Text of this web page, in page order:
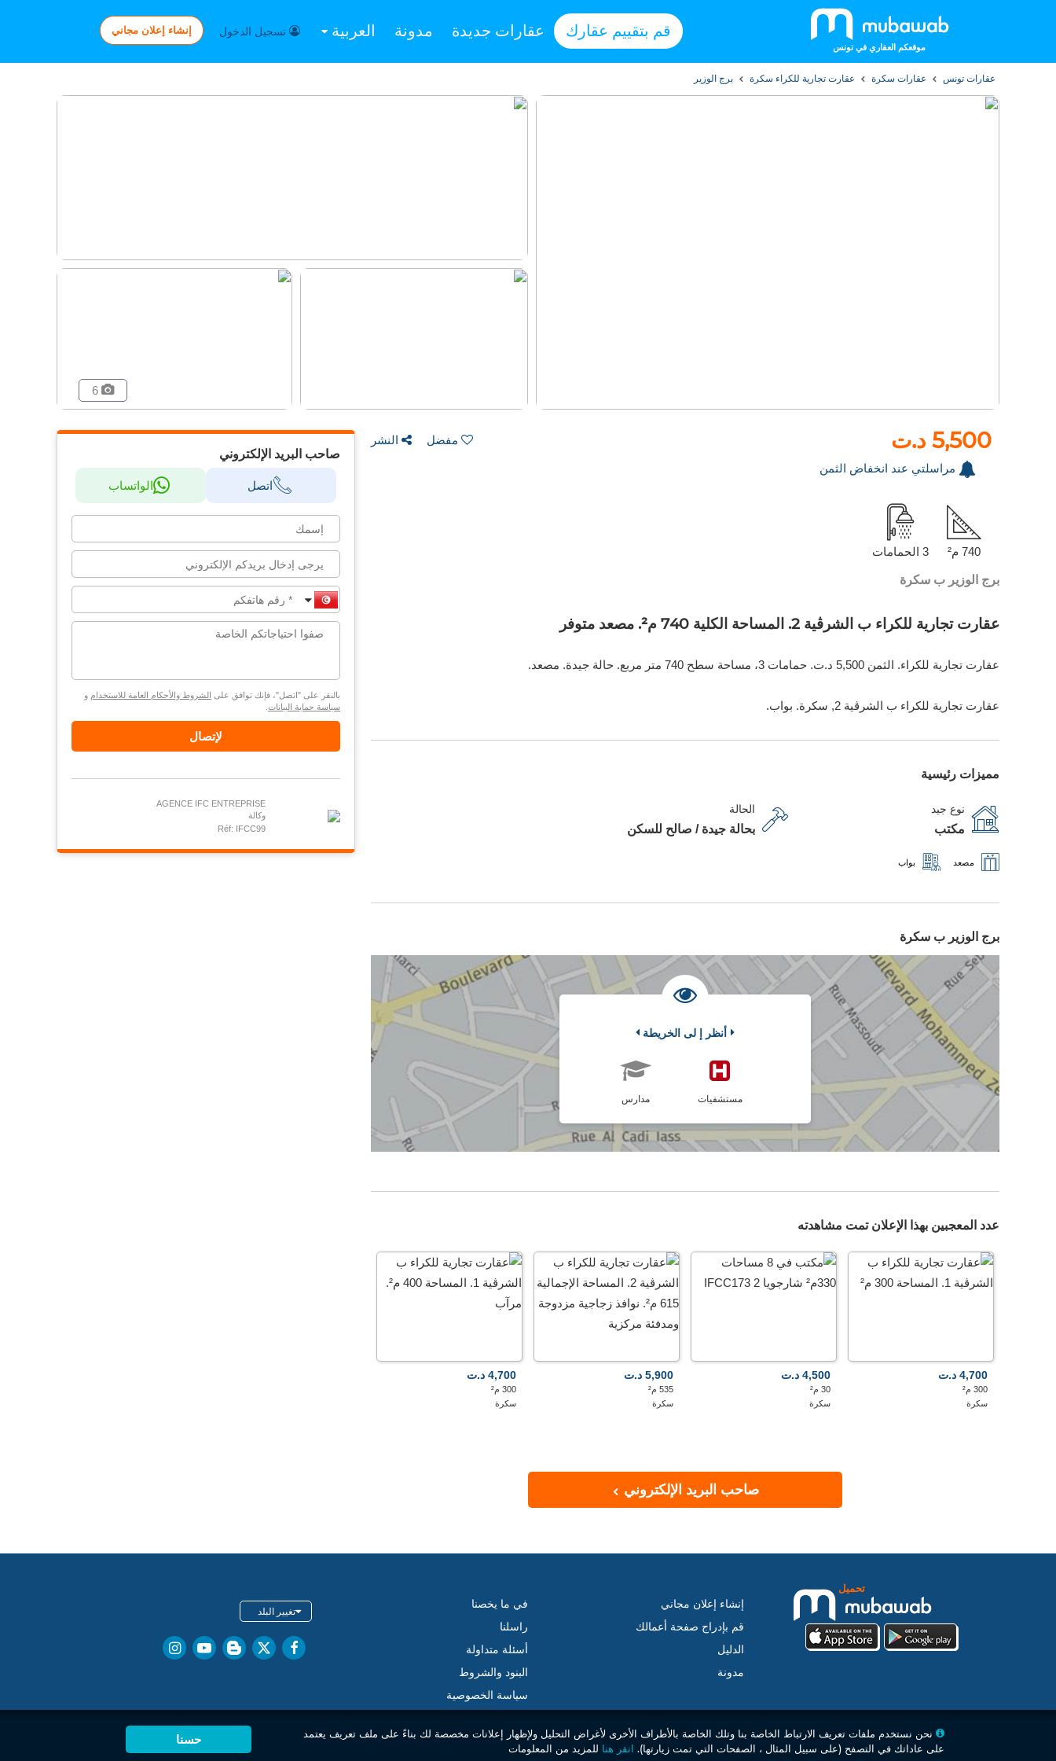
موقعكم العقاري في تونس
قم بتقييم عقارك عقارات جديدة مدونة العربية تسجيل الدخول إنشاء إعلان مجاني
عقارات تونس عقارات سكرة عقارت تجارية للكراء سكرة برج الوزير
6
5,500 د.ت مفضل النشر
مراسلتي عند انخفاض الثمن
740 م² 3 الحمامات
برج الوزير ب سكرة
عقارت تجارية للكراء ب الشرڨية 2. المساحة الكلية 740 م². مصعد متوفر
عقارت تجارية للكراء. الثمن 5,500 د.ت. حمامات 3، مساحة سطح 740 متر مربع. حالة جيدة. مصعد.
عقارت تجارية للكراء ب الشرڨية 2, سكرة. بواب.
مميزات رئيسية
نوع جيد
مكتب
الحالة
بحالة جيدة / صالح للسكن
مصعد بواب
برج الوزير ب سكرة
أنظر إ لى الخريطة
مدارس مستشفيات
عدد المعجبين بهذا الإعلان تمت مشاهدته
4,700 د.ت
300 م²
سكرة
4,500 د.ت
30 م²
سكرة
5,900 د.ت
535 م²
سكرة
4,700 د.ت
300 م²
سكرة
صاحب البريد الإلكتروني
صاحب البريد الإلكتروني
اتصل الواتساب
بالنقر على "اتصل"، فإنك توافق على الشروط والأحكام العامة للاستخدام و
سياسة حماية البيانات.
لإتصال
AGENCE IFC ENTREPRISE
وكالة
Réf: IFCC99
تحميل
إنشاء إعلان مجاني
قم بإدراج صفحة أعمالك
الدليل
مدونة
في ما يخصنا
راسلنا
أسئلة متداولة
البنود والشروط
سياسة الخصوصية
تغيير البلد
© 2026 جميع الحقوق محفوظة . مبوب إس إل. –
نحن نستخدم ملفات تعريف الارتباط الخاصة بنا وتلك الخاصة بالأطراف الأخرى لأغراض التحليل ولإظهار إعلانات مخصصة لك بناءً على ملف تعريف يعتمد
على عاداتك في التصفح (على سبيل المثال ، الصفحات التي تمت زيارتها). انقر هنا للمزيد من المعلومات
حسنا